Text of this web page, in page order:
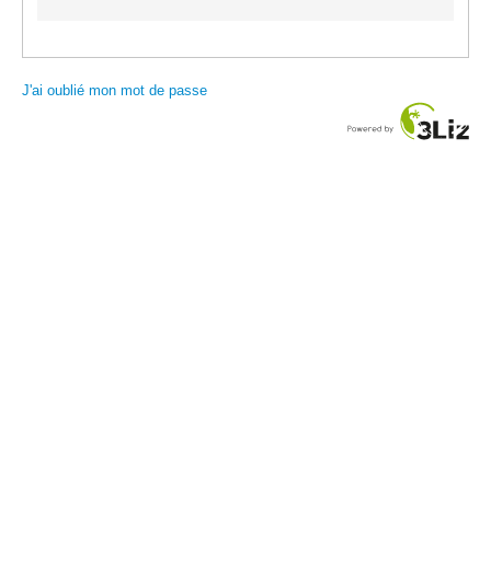
J'ai oublié mon mot de passe